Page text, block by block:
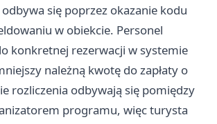
się poprzez okazanie kodu
w obiekcie. Personel
konkretnej rezerwacji w systemie
należną kwotę do zapłaty o
rozliczenia odbywają się pomiędzy
programu, więc turysta